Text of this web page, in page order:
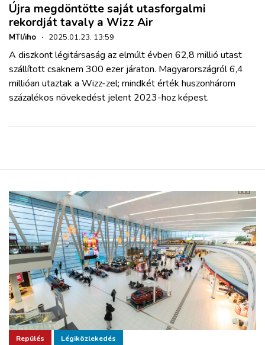
Újra megdöntötte saját utasforgalmi
rekordját tavaly a Wizz Air
MTI/iho · 2025.01.23. 13:59
A diszkont légitársaság az elmúlt évben 62,8 millió utast
szállított csaknem 300 ezer járaton. Magyarországról 6,4
millióan utaztak a Wizz-zel; mindkét érték huszonhárom
százalékos növekedést jelent 2023-hoz képest.
Repülés Légiközlekedés